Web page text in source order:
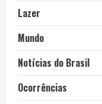
Lazer
Mundo
Notícias do Brasil
Ocorrências